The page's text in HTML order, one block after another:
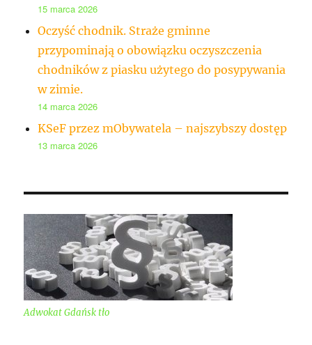
15 marca 2026
Oczyść chodnik. Straże gminne
przypominają o obowiązku oczyszczenia
chodników z piasku użytego do posypywania
w zimie.
14 marca 2026
KSeF przez mObywatela – najszybszy dostęp
13 marca 2026
Adwokat Gdańsk tło